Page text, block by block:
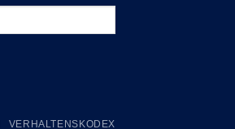
VERHALTENSKODEX